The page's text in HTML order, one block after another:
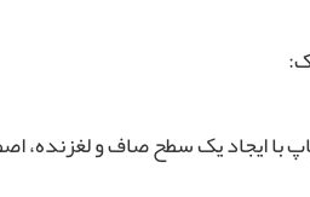
با ایجاد یک سطح صاف و لغزنده،